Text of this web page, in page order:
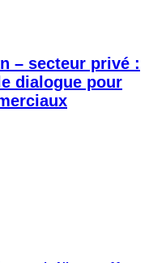
– secteur privé :
dialogue pour